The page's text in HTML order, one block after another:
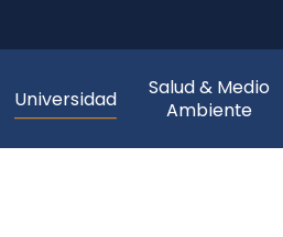
Universidad
Salud & Medio
Ambiente